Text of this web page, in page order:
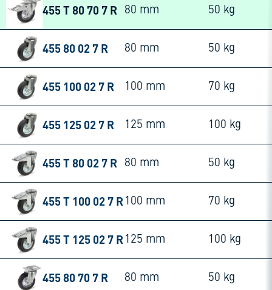
455 T 80 70 7 R 80 mm 50 kg
455 80 02 7 R 80 mm 50 kg
455 100 02 7 R 100 mm 70 kg
455 125 02 7 R 125 mm 100 kg
455 T 80 02 7 R 80 mm 50 kg
455 T 100 02 7 R 100 mm 70 kg
455 T 125 02 7 R 125 mm 100 kg
455 80 70 7 R 80 mm 50 kg